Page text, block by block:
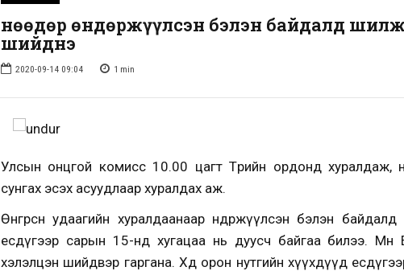
Өнөөдөр өндөржүүлсэн бэлэн байдалд
шийднэ
2020-09-14 09:04 1 min
Улсын онцгой комисс 10.00 цагт Төрийн ордонд хуралдаж,
сунгах эсэх асуудлаар хуралдах аж.
Өнгөрсөн удаагийн хуралдаанаар өндөржүүлсэн бэлэн
есдүгээр сарын 15-нд хугацаа нь дуусч байгаа билээ. Мөн
хэлэлцэн шийдвэр гаргана. Хөдөө орон нутгийн хүүхдүүд